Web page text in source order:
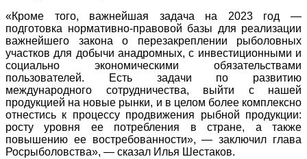
«Кроме того, важнейшая задача на 2023 год —
подготовка нормативно-правовой базы для реализации
важнейшего закона о перезакреплении рыболовных
участков для добычи анадромных, с инвестиционными и
социально экономическими обязательствами
пользователей. Есть задачи по развитию
международного сотрудничества, выйти с нашей
продукцией на новые рынки, и в целом более комплексно
отнестись к процессу продвижения рыбной продукции:
росту уровня ее потребления в стране, а также
повышению ее востребованности», — заключил глава
Росрыболовства», — сказал Илья Шестаков.